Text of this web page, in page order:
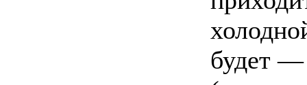
будет —